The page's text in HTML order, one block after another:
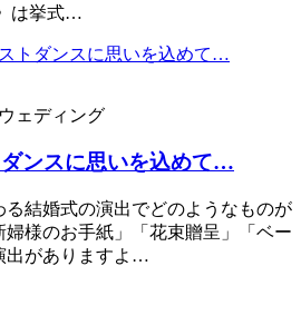
は挙式…
ェディング
ダンスに思いを込めて…
結婚式の演出でどのようなものが
様のお手紙」「花束贈呈」「ベー
出がありますよ…